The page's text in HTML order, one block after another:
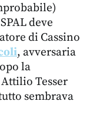
deve
di Cassino
, avversaria
la
Tesser
sembrava